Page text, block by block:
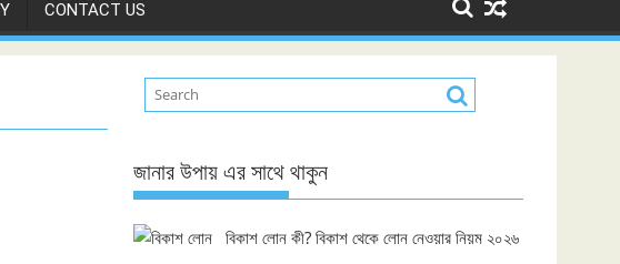
CONTACT US
জানার উপায় এর সাথে থাকুন
বিকাশ লোন কী? বিকাশ থেকে লোন নেওয়ার নিয়ম ২০২৬